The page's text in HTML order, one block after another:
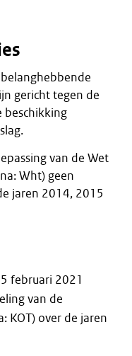
gericht tegen de
beschikking
van de Wet
Wht) geen
jaren 2014, 2015
februari 2021
van de
KOT) over de jaren